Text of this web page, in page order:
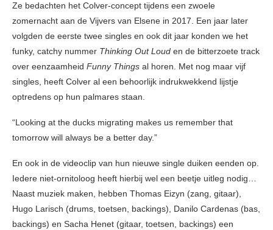
Ze bedachten het Colver-concept tijdens een zwoele
zomernacht aan de Vijvers van Elsene in 2017. Een jaar later
volgden de eerste twee singles en ook dit jaar konden we het
funky, catchy nummer Thinking Out Loud en de bitterzoete track
over eenzaamheid Funny Things al horen. Met nog maar vijf
singles, heeft Colver al een behoorlijk indrukwekkend lijstje
optredens op hun palmares staan.
“Looking at the ducks migrating makes us remember that
tomorrow will always be a better day.”
En ook in de videoclip van hun nieuwe single duiken eenden op.
Iedere niet-ornitoloog heeft hierbij wel een beetje uitleg nodig…
Naast muziek maken, hebben Thomas Eizyn (zang, gitaar),
Hugo Larisch (drums, toetsen, backings), Danilo Cardenas (bas,
backings) en Sacha Henet (gitaar, toetsen, backings) een